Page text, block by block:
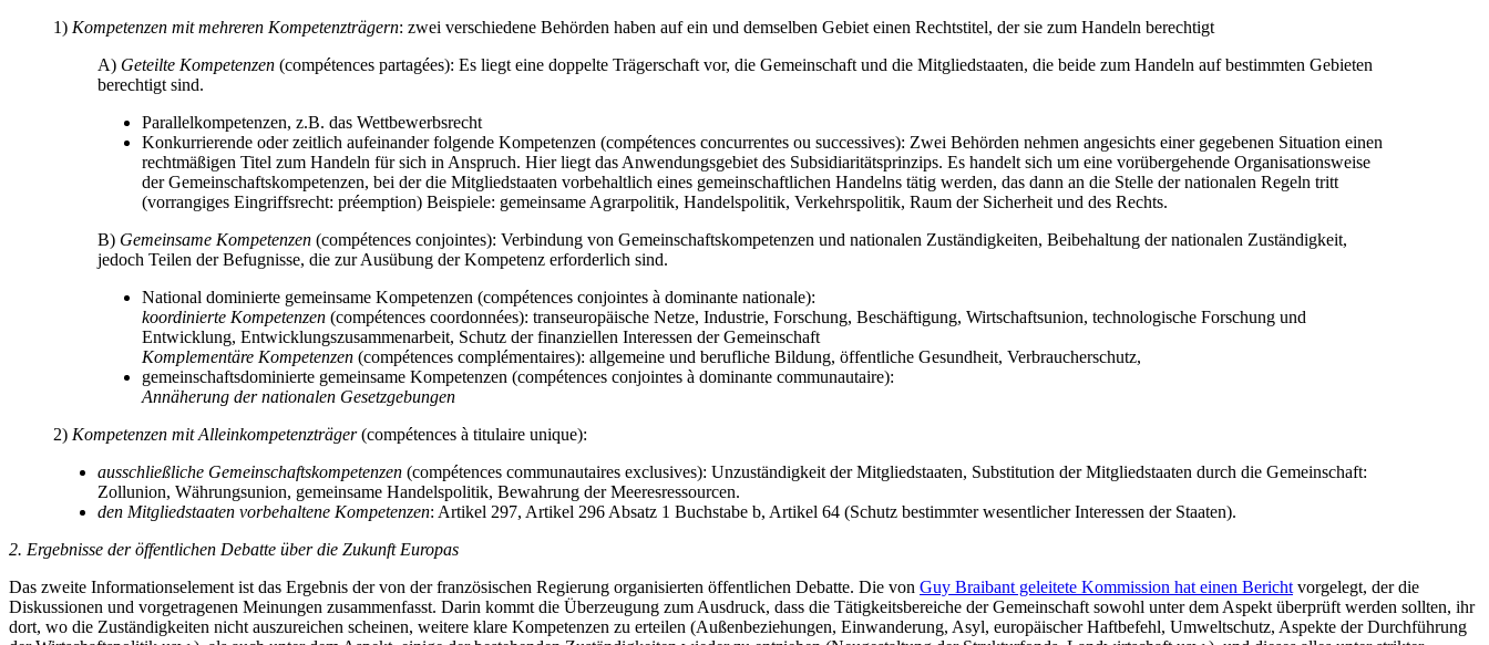
1) Kompetenzen mit mehreren Kompetenzträgern: zwei verschiedene Behörden haben auf ein und demselben Gebiet einen Rechtstitel, der sie zum Handeln berechtigt
A) Geteilte Kompetenzen (compétences partagées): Es liegt eine doppelte Trägerschaft vor, die Gemeinschaft und die Mitgliedstaaten, die beide zum Handeln auf bestimmten Gebieten
berechtigt sind.
Parallelkompetenzen, z.B. das Wettbewerbsrecht
Konkurrierende oder zeitlich aufeinander folgende Kompetenzen (compétences concurrentes ou successives): Zwei Behörden nehmen angesichts einer gegebenen Situation einen
rechtmäßigen Titel zum Handeln für sich in Anspruch. Hier liegt das Anwendungsgebiet des Subsidiaritätsprinzips. Es handelt sich um eine vorübergehende Organisationsweise
der Gemeinschaftskompetenzen, bei der die Mitgliedstaaten vorbehaltlich eines gemeinschaftlichen Handelns tätig werden, das dann an die Stelle der nationalen Regeln tritt
(vorrangiges Eingriffsrecht: préemption) Beispiele: gemeinsame Agrarpolitik, Handelspolitik, Verkehrspolitik, Raum der Sicherheit und des Rechts.
B) Gemeinsame Kompetenzen (compétences conjointes): Verbindung von Gemeinschaftskompetenzen und nationalen Zuständigkeiten, Beibehaltung der nationalen Zuständigkeit,
jedoch Teilen der Befugnisse, die zur Ausübung der Kompetenz erforderlich sind.
National dominierte gemeinsame Kompetenzen (compétences conjointes à dominante nationale):
koordinierte Kompetenzen (compétences coordonnées): transeuropäische Netze, Industrie, Forschung, Beschäftigung, Wirtschaftsunion, technologische Forschung und
Entwicklung, Entwicklungszusammenarbeit, Schutz der finanziellen Interessen der Gemeinschaft
Komplementäre Kompetenzen (compétences complémentaires): allgemeine und berufliche Bildung, öffentliche Gesundheit, Verbraucherschutz,
gemeinschaftsdominierte gemeinsame Kompetenzen (compétences conjointes à dominante communautaire):
Annäherung der nationalen Gesetzgebungen
2) Kompetenzen mit Alleinkompetenzträger(compétences à titulaire unique):
ausschließliche Gemeinschaftskompetenzen (compétences communautaires exclusives): Unzuständigkeit der Mitgliedstaaten, Substitution der Mitgliedstaaten durch die Gemeinschaft:
Zollunion, Währungsunion, gemeinsame Handelspolitik, Bewahrung der Meeresressourcen.
den Mitgliedstaaten vorbehaltene Kompetenzen: Artikel 297, Artikel 296 Absatz 1 Buchstabe b, Artikel 64 (Schutz bestimmter wesentlicher Interessen der Staaten).
2. Ergebnisse der öffentlichen Debatte über die Zukunft Europas
Das zweite Informationselement ist das Ergebnis der von der französischen Regierung organisierten öffentlichen Debatte. Die von Guy Braibant geleitete Kommission hat einen Bericht vorgelegt, der die
Diskussionen und vorgetragenen Meinungen zusammenfasst. Darin kommt die Überzeugung zum Ausdruck, dass die Tätigkeitsbereiche der Gemeinschaft sowohl unter dem Aspekt überprüft werden sollten, ihr
dort, wo die Zuständigkeiten nicht auszureichen scheinen, weitere klare Kompetenzen zu erteilen (Außenbeziehungen, Einwanderung, Asyl, europäischer Haftbefehl, Umweltschutz, Aspekte der Durchführung